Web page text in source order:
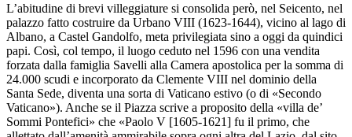
L’abitudine di brevi villeggiature si consolida però, nel Seicento, nel
palazzo fatto costruire da Urbano VIII (1623-1644), vicino al lago di
Albano, a Castel Gandolfo, meta privilegiata sino a oggi da quindici
papi. Così, col tempo, il luogo ceduto nel 1596 con una vendita
forzata dalla famiglia Savelli alla Camera apostolica per la somma di
24.000 scudi e incorporato da Clemente VIII nel dominio della
Santa Sede, diventa una sorta di Vaticano estivo (o di «Secondo
Vaticano»). Anche se il Piazza scrive a proposito della «villa de’
Sommi Pontefici» che «Paolo V [1605-1621] fu il primo, che